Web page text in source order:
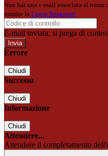
Non hai una e-mail associata al
tramite la Login Spaggiari
E-mail inviata, si prega di
Errore
Chiudi
Successo
Chiudi
Informazione
Chiudi
Attendere...
Attendere il completamento